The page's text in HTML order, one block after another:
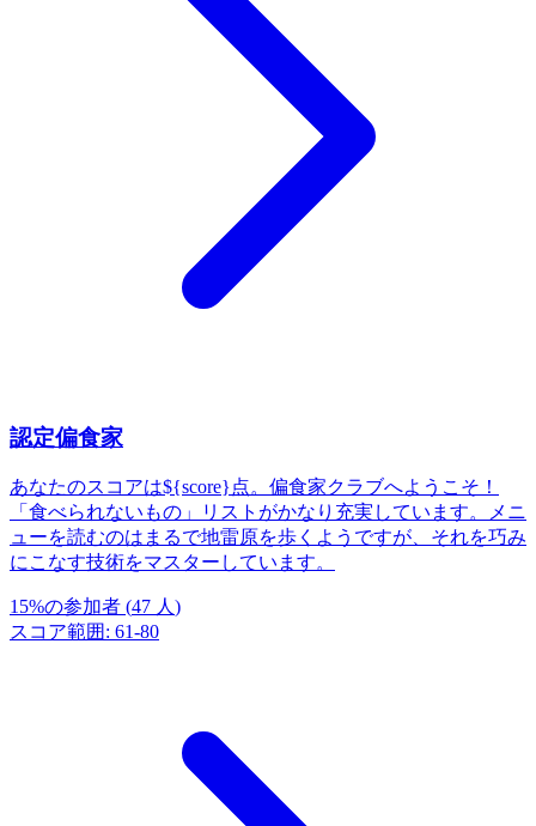
認定偏食家
あなたのスコアは${score}点。偏食家クラブへようこそ！
「食べられないもの」リストがかなり充実しています。メニ
ューを読むのはまるで地雷原を歩くようですが、それを巧み
にこなす技術をマスターしています。
15%の参加者 (47 人 )
スコア範囲 : 61-80